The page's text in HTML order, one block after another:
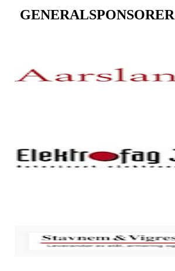
GENERALSPONSORER